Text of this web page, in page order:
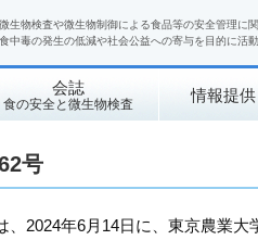
微生物検査や微生物制御による食品等の安全管理に
食中毒の発生の低減や社会公益への寄与を目的に活
会誌
食の安全と微生物検査 情報提
号
、2024年6月14日に、東京農業